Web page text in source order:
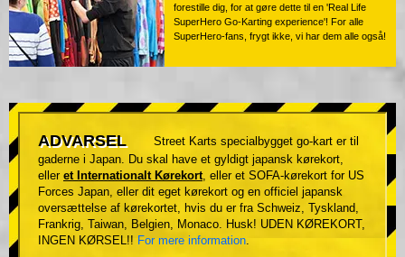
forestille dig, for at gøre dette til en 'Real Life
SuperHero Go-Karting experience'! For alle
SuperHero-fans, frygt ikke, vi har dem alle også!
ADVARSEL
Street Karts specialbygget go-kart er til
gaderne i Japan. Du skal have et gyldigt japansk kørekort,
eller et Internationalt Kørekort, eller et SOFA-kørekort for US
Forces Japan, eller dit eget kørekort og en officiel japansk
oversættelse af kørekortet, hvis du er fra Schweiz, Tyskland,
Frankrig, Taiwan, Belgien, Monaco. Husk! UDEN KØREKORT,
INGEN KØRSEL!! For mere information.